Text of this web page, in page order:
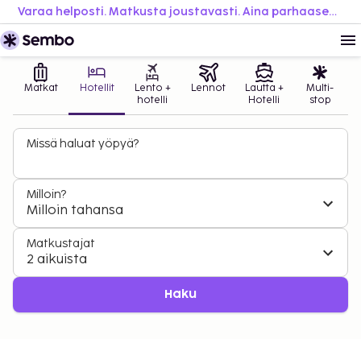
Varaa helposti. Matkusta joustavasti. Aina parhaaseen hintaan.
Matkat Hotellit
Lento +
hotelli
Lennot
Lautta +
Hotelli
Multi-
stop
Missä haluat yöpyä?
Milloin?
Milloin tahansa
Matkustajat
2 aikuista
Haku